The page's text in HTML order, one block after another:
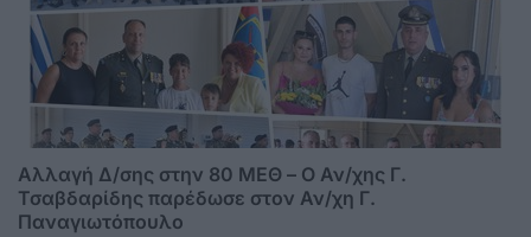
Αλλαγή Δ/σης στην 80 ΜΕΘ – Ο Αν/χης Γ.
Τσαβδαρίδης παρέδωσε στον Αν/χη Γ.
Παναγιωτόπουλο